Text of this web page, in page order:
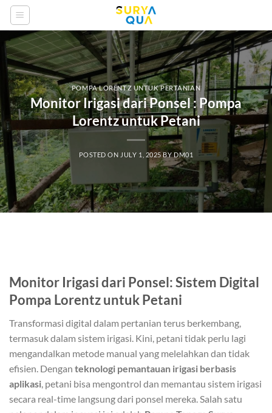
Skip
content
POMPA LORENTZ UNTUK PERTANIAN
Monitor Irigasi dari Ponsel : Pompa
Lorentz untuk Petani
POSTED ON JULY 1, 2025BY DM01
Monitor Irigasi dari Ponsel: Sistem Digital
Pompa Lorentz untuk Petani
Transformasi digital dalam pertanian terus berkembang,
termasuk dalam sistem irigasi. Kini, petani tidak perlu lagi
mengandalkan metode manual yang melelahkan dan tidak
efisien. Dengan teknologi pemantauan irigasi berbasis
aplikasi, petani bisa mengontrol dan memantau sistem irigasi
secara real-time langsung dari ponsel mereka. Salah satu